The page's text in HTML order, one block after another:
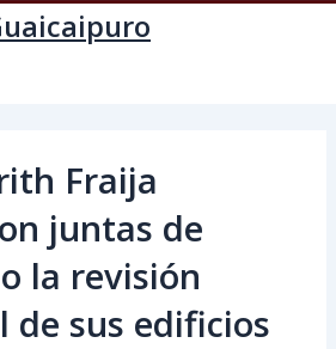
Fraija
juntas de
la revisión
de sus edificios